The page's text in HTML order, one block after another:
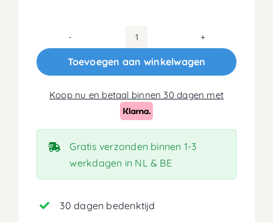
70x220
Koudschuim
16cm
aantal
Toevoegen aan winkelwagen
Koop nu en betaal binnen 30 dagen met
Gratis verzonden binnen 1-3
werkdagen in NL & BE
30 dagen bedenktijd